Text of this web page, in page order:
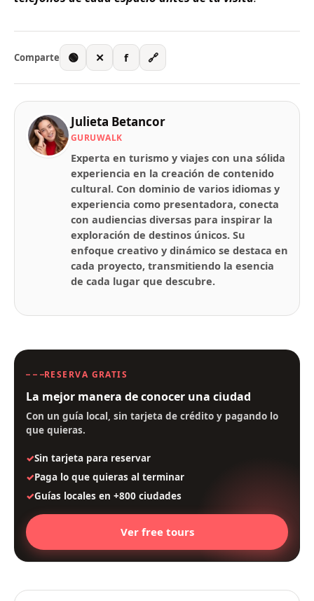
Comparte 🟢 ✕ f 🔗
Julieta Betancor
GURUWALK
Experta en turismo y viajes con una sólida
experiencia en la creación de contenido
cultural. Con dominio de varios idiomas y
experiencia como presentadora, conecta
con audiencias diversas para inspirar la
exploración de destinos únicos. Su
enfoque creativo y dinámico se destaca en
cada proyecto, transmitiendo la esencia
de cada lugar que descubre.
RESERVA GRATIS
La mejor manera de conocer una ciudad
Con un guía local, sin tarjeta de crédito y pagando lo
que quieras.
Sin tarjeta para reservar
Paga lo que quieras al terminar
Guías locales en +800 ciudades
Ver free tours